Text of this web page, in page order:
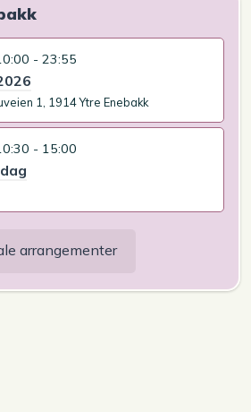
- 23:55
1, 1914 Ytre Enebakk
- 15:00
arrangementer